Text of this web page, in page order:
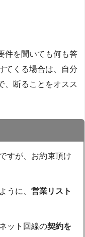
件を聞いても何も答
てくる場合は、自分
、断ることをオスス
すが、お約束頂け
うに、営業リスト
ット回線の契約を